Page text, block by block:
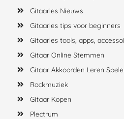
Gitaarles Nieuws
Gitaarles tips voor beginners
Gitaarles tools, apps,
Gitaar Online Stemmen
Gitaar Akkoorden Leren
Rockmuziek
Gitaar Kopen
Plectrum